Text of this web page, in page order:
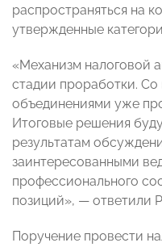
распространяться на
утвержденные
«Механизм налоговой
стадии проработки.
объединениями уже
Итоговые решения
результатам
заинтересованными
профессионального
позиций», — ответили
Поручение провести